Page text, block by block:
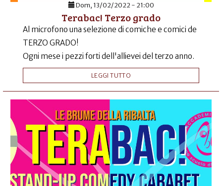
Dom, 13/02/2022 - 21:00
Terabac! Terzo grado
Al microfono una selezione di comiche e comici de
TERZO GRADO!
Ogni mese i pezzi forti dell'allievei del terzo anno.
LEGGI TUTTO